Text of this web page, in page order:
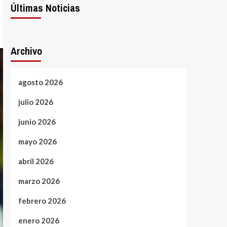
Últimas Noticias
Archivo
agosto 2026
julio 2026
junio 2026
mayo 2026
abril 2026
marzo 2026
febrero 2026
enero 2026